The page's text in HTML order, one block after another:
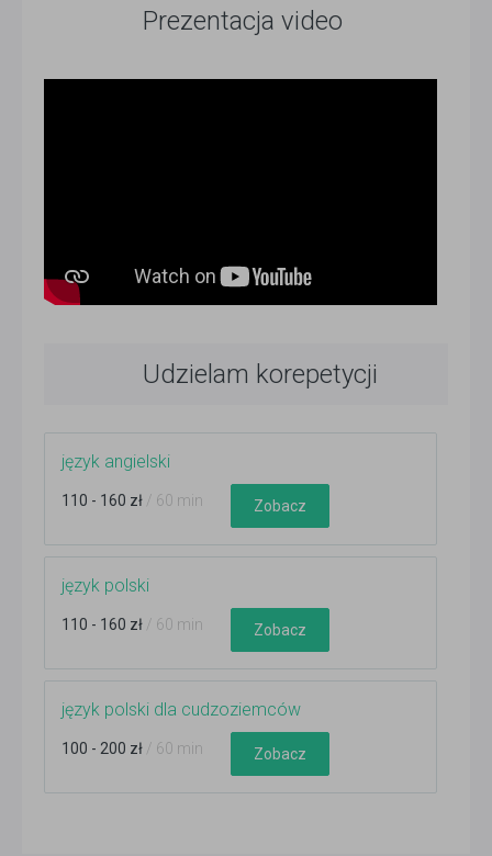
Prezentacja video
Udzielam korepetycji
język angielski
110 - 160 zł / 60 min Zobacz
język polski
110 - 160 zł / 60 min Zobacz
język polski dla cudzoziemców
100 - 200 zł / 60 min Zobacz